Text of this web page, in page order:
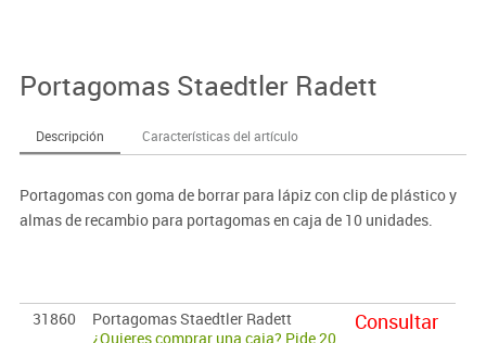
Portagomas Staedtler Radett
Descripción Características del artículo
Portagomas con goma de borrar para lápiz con clip de plástico y
almas de recambio para portagomas en caja de 10 unidades.
31860
Portagomas Staedtler Radett
¿Quieres comprar una caja? Pide 20
Consultar